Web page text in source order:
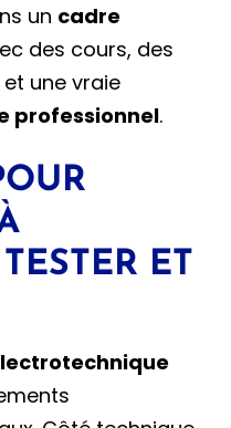
un cadre
des cours, des
une vraie
professionnel.
ET